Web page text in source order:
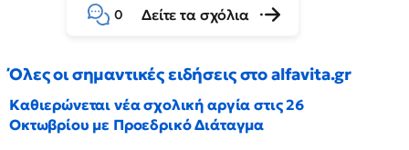
0 Δείτε τα σχόλια
Όλες οι σημαντικές ειδήσεις στο alfavita.gr
Καθιερώνεται νέα σχολική αργία στις 26
Οκτωβρίου με Προεδρικό Διάταγμα